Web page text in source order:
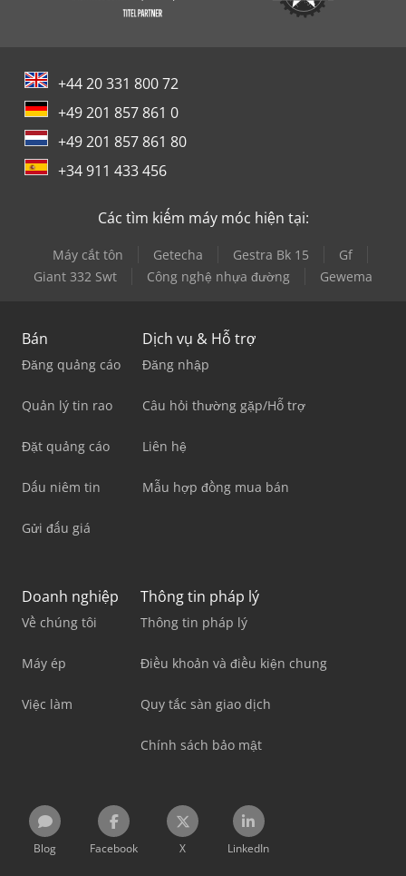
+44 20 331 800 72
+49 201 857 861 0
+49 201 857 861 80
+34 911 433 456
Các tìm kiếm máy móc hiện tại:
Máy cắt tôn Getecha Gestra Bk 15
Gf
Giant 332 Swt
Công nghệ nhựa đường Gewema
Bán
Đăng quảng cáo
Quản lý tin rao
Đặt quảng cáo
Dấu niêm tin
Gửi đấu giá
Dịch vụ & Hỗ trợ
Đăng nhập
Câu hỏi thường gặp/Hỗ trợ
Liên hệ
Mẫu hợp đồng mua bán
Doanh nghiệp
Về chúng tôi
Máy ép
Việc làm
Thông tin pháp lý
Thông tin pháp lý
Điều khoản và điều kiện chung
Quy tắc sàn giao dịch
Chính sách bảo mật
Blog Facebook X LinkedIn